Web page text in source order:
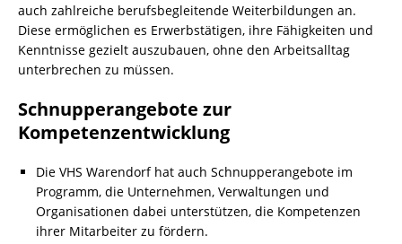
auch zahlreiche berufsbegleitende Weiterbildungen an.
Diese ermöglichen es Erwerbstätigen, ihre Fähigkeiten und
Kenntnisse gezielt auszubauen, ohne den Arbeitsalltag
unterbrechen zu müssen.
Schnupperangebote zur
Kompetenzentwicklung
Die VHS Warendorf hat auch Schnupperangebote im
Programm, die Unternehmen, Verwaltungen und
Organisationen dabei unterstützen, die Kompetenzen
ihrer Mitarbeiter zu fördern.